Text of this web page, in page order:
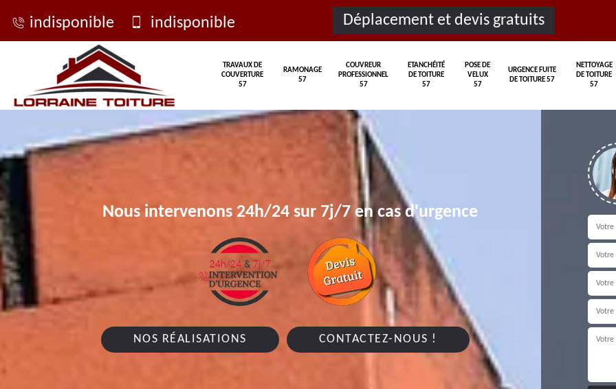
indisponible indisponible Déplacement et devis gratuits
TRAVAUX DE
COUVERTURE
57
RAMONAGE
57
COUVREUR
PROFESSIONNEL
57
ETANCHÉITÉ
DE TOITURE
57
POSE DE
VELUX
57
URGENCE FUITE
DE TOITURE 57
NETTOYAGE
DE TOITURE
57
Nous intervenons 24h/24 sur 7j/7 en cas d'urgence
NOS RÉALISATIONS CONTACTEZ-NOUS !